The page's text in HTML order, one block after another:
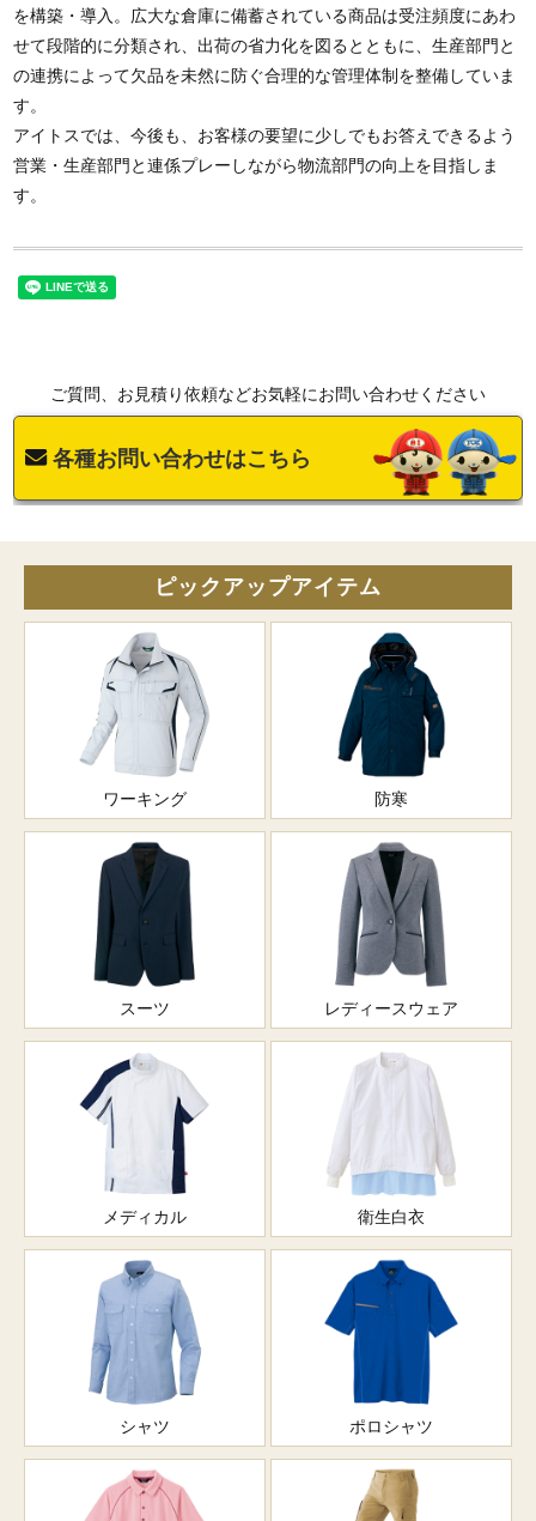
を構築・導入。広大な倉庫に備蓄されている商品は受注頻度にあわ
せて段階的に分類され、出荷の省力化を図るとともに、生産部門と
の連携によって欠品を未然に防ぐ合理的な管理体制を整備していま
す。
アイトスでは、今後も、お客様の要望に少しでもお答えできるよう
営業・生産部門と連係プレーしながら物流部門の向上を目指しま
す。
ご質問、お見積り依頼などお気軽にお問い合わせください
各種お問い合わせはこちら
ピックアップアイテム
ワーキング 防寒
スーツ レディースウェア
メディカル 衛生白衣
シャツ ポロシャツ